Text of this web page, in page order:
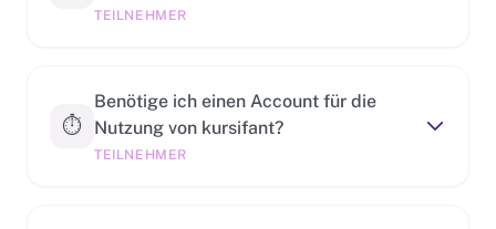
TEILNEHMER
⏱️
Benötige ich einen Account für die
Nutzung von kursifant?
TEILNEHMER